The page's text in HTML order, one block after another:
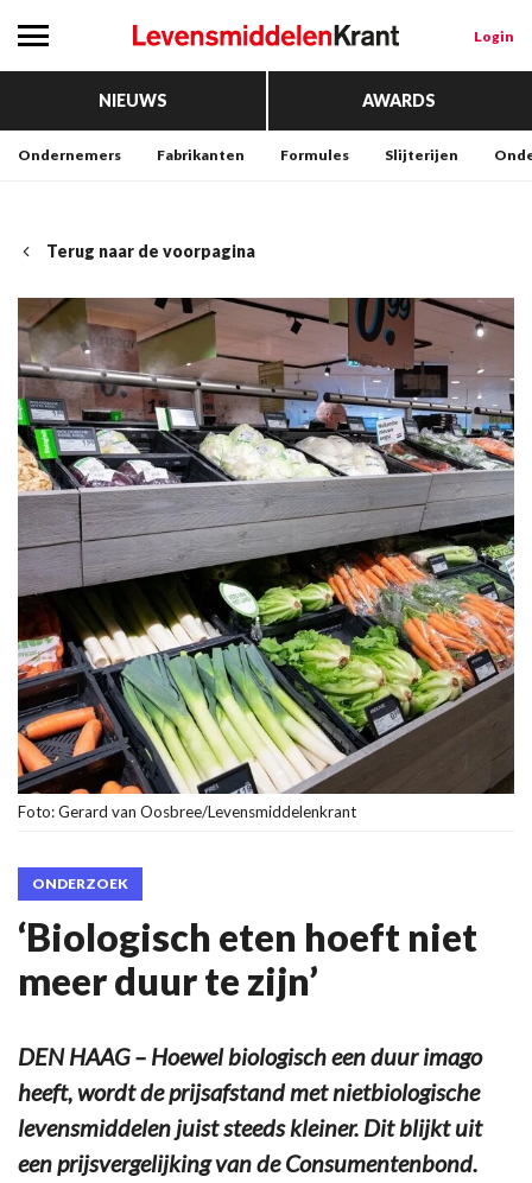
Login
NIEUWS AWARDS
Ondernemers Fabrikanten Formules Slijterijen
Terug naar de voorpagina
Foto: Gerard van Oosbree/Levensmiddelenkrant
ONDERZOEK
‘Biologisch eten hoeft niet
meer duur te zijn’
DEN HAAG – Hoewel biologisch een duur imago
heeft, wordt de prijsafstand met nietbiologische
levensmiddelen juist steeds kleiner. Dit blijkt uit
een prijsvergelijking van de Consumentenbond.